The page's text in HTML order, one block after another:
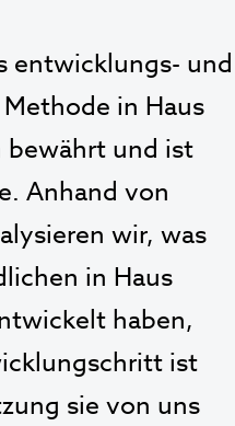
entwicklungs- und
in Haus
bewährt und ist
Anhand von
wir, was
in Haus
haben,
ist
sie von uns